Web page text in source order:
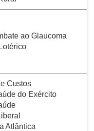
ao Glaucoma
Custos
do Exército
Atlântica